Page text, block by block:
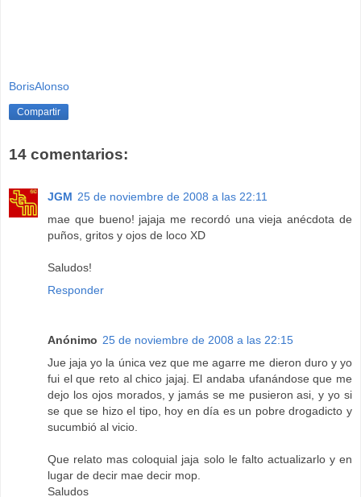
BorisAlonso
Compartir
14 comentarios:
JGM 25 de noviembre de 2008 a las 22:11
mae que bueno! jajaja me recordó una vieja anécdota de
puños, gritos y ojos de loco XD
Saludos!
Responder
Anónimo 25 de noviembre de 2008 a las 22:15
Jue jaja yo la única vez que me agarre me dieron duro y yo
fui el que reto al chico jajaj. El andaba ufanándose que me
dejo los ojos morados, y jamás se me pusieron asi, y yo si
se que se hizo el tipo, hoy en día es un pobre drogadicto y
sucumbió al vicio.
Que relato mas coloquial jaja solo le falto actualizarlo y en
lugar de decir mae decir mop.
Saludos